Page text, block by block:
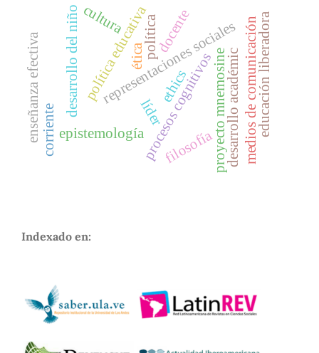
representaciones sociales
líder
política educativaprocesos cognitivos medios de comunicación
política
ética
ethics
desarrollo del niño
epistemología
corriente filosofíaproyecto mnemosinedesarrollo académic
docente educación liberadora
cultura
enseñanza efectiva
Indexado en: